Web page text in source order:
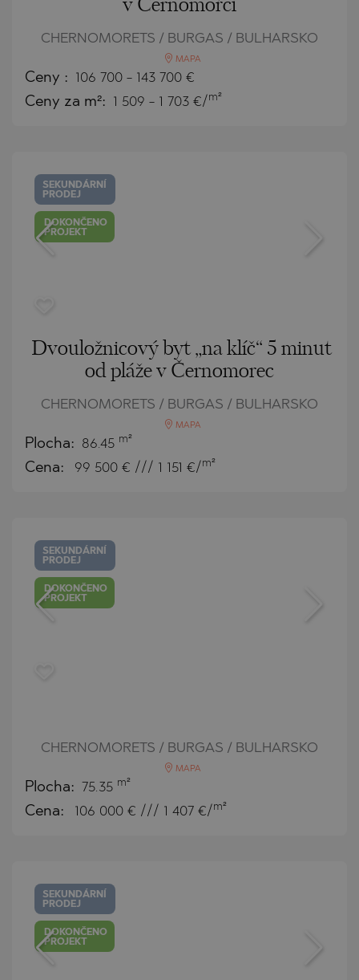
v Černomořci
CHERNOMORETS / BURGAS / BULHARSKO
MAPA
Ceny : 106 700 - 143 700 €
Ceny za m²: 1 509 - 1 703 €/ m²
SEKUNDÁRNÍ
PRODEJ
DOKONČENO
PROJEKT
Dvouložnicový byt „na klíč“ 5 minut
od pláže v Černomorec
CHERNOMORETS / BURGAS / BULHARSKO
MAPA
Plocha: 86.45 m²
Cena: 99 500 € /// 1 151 €/ m²
SEKUNDÁRNÍ
PRODEJ
DOKONČENO
PROJEKT
CHERNOMORETS / BURGAS / BULHARSKO
MAPA
Plocha: 75.35 m²
Cena: 106 000 € /// 1 407 €/ m²
SEKUNDÁRNÍ
PRODEJ
DOKONČENO
PROJEKT